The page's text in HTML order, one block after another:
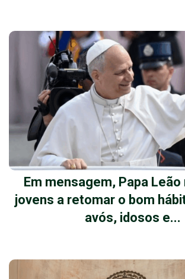
Em mensagem, Papa
jovens a retomar o bom
avós, idosos e...